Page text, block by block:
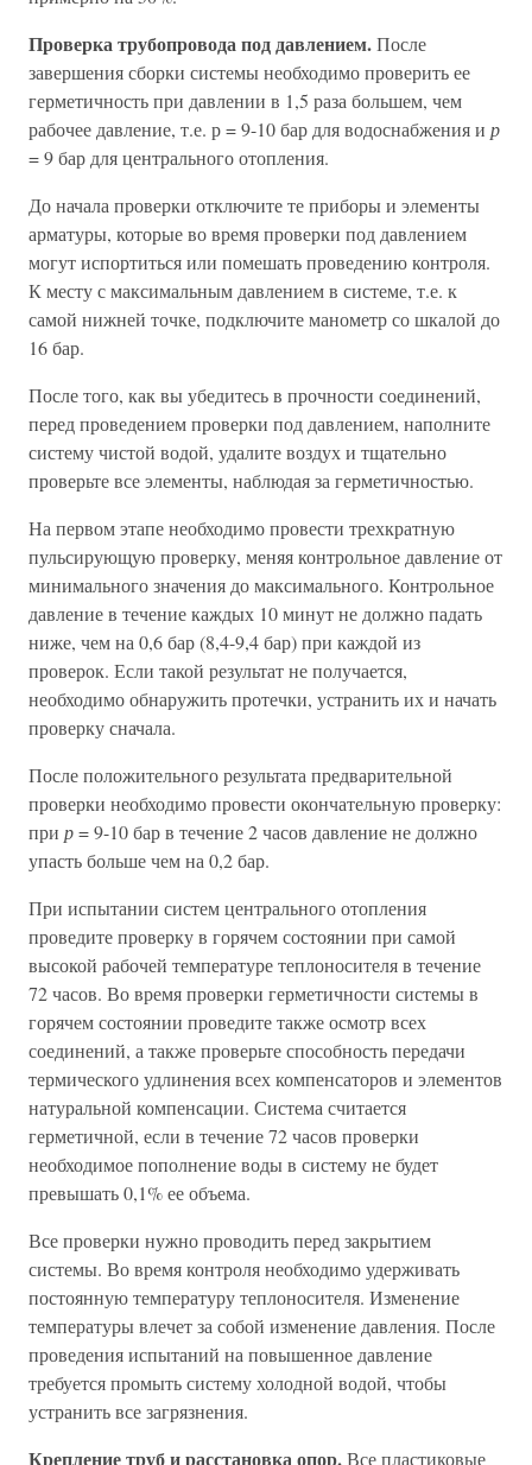
Проверка трубопровода под давлением.После
завершения сборки системы необходимо проверить ее
герметичность при давлении в 1,5 раза большем, чем
рабочее давление, т.е. р = 9-10 бар для водоснабжения и р
= 9 бар для центрального отопления.
До начала проверки отключите те приборы и элементы
арматуры, которые во время проверки под давлением
могут испортиться или помешать проведению контроля.
К месту с максимальным давлением в системе, т.е. к
самой нижней точке, подключите манометр со шкалой до
16 бар.
После того, как вы убедитесь в прочности соединений,
перед проведением проверки под давлением, наполните
систему чистой водой, удалите воздух и тщательно
проверьте все элементы, наблюдая за герметичностью.
На первом этапе необходимо провести трехкратную
пульсирующую проверку, меняя контрольное давление от
минимального значения до максимального. Контрольное
давление в течение каждых 10 минут не должно падать
ниже, чем на 0,6 бар (8,4-9,4 бар) при каждой из
проверок. Если такой результат не получается,
необходимо обнаружить протечки, устранить их и начать
проверку сначала.
После положительного результата предварительной
проверки необходимо провести окончательную проверку:
при р= 9-10 бар в течение 2 часов давление не должно
упасть больше чем на 0,2 бар.
При испытании систем центрального отопления
проведите проверку в горячем состоянии при самой
высокой рабочей температуре теплоносителя в течение
72 часов. Во время проверки герметичности системы в
горячем состоянии проведите также осмотр всех
соединений, а также проверьте способность передачи
термического удлинения всех компенсаторов и элементов
натуральной компенсации. Система считается
герметичной, если в течение 72 часов проверки
необходимое пополнение воды в систему не будет
превышать 0,1% ее объема.
Все проверки нужно проводить перед закрытием
системы. Во время контроля необходимо удерживать
постоянную температуру теплоносителя. Изменение
температуры влечет за собой изменение давления. После
проведения испытаний на повышенное давление
требуется промыть систему холодной водой, чтобы
устранить все загрязнения.
Крепление труб и расстановка опор.Все пластиковые